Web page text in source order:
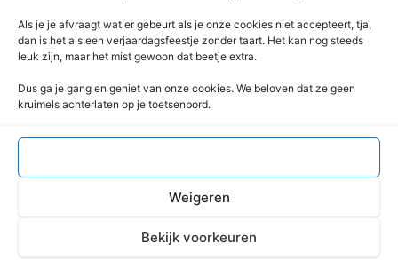
Als je je afvraagt ​​wat er gebeurt als je onze cookies niet accepteert, tja,
dan is het als een verjaardagsfeestje zonder taart. Het kan nog steeds
leuk zijn, maar het mist gewoon dat beetje extra.
Dus ga je gang en geniet van onze cookies. We beloven dat ze geen
kruimels achterlaten op je toetsenbord.
Weigeren
Bekijk voorkeuren
Rentek BV – Protekt
Nieuwpoortlaan 21 / 1
3600 Genk
Limburg – België
BTW : BE-0538.802.039